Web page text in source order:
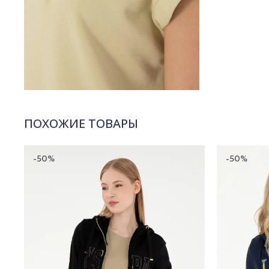
ПОХОЖИЕ ТОВАРЫ
-50% -50%